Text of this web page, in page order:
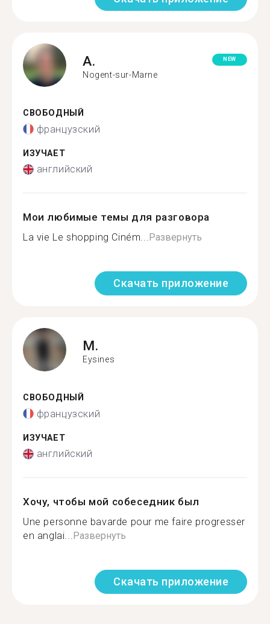
A.
Nogent-sur-Marne
NEW
СВОБОДНЫЙ
французский
ИЗУЧАЕТ
английский
Мои любимые темы для разговора
La vie Le shopping Ciném...Развернуть
Скачать приложение
M.
Eysines
СВОБОДНЫЙ
французский
ИЗУЧАЕТ
английский
Хочу, чтобы мой собеседник был
Une personne bavarde pour me faire progresser
en anglai...Развернуть
Скачать приложение